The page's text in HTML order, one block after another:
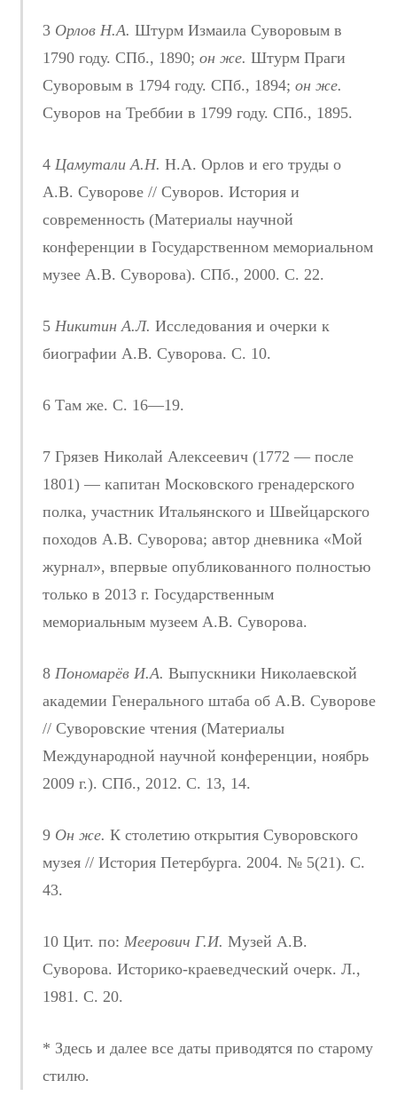
3 Орлов Н.А. Штурм Измаила Суворовым в
1790 году. СПб., 1890; он же. Штурм Праги
Суворовым в 1794 году. СПб., 1894; он же.
Суворов на Треббии в 1799 году. СПб., 1895.
4 Цамутали А.Н. Н.А. Орлов и его труды о
А.В. Суворове // Суворов. История и
современность (Материалы научной
конференции в Государственном мемориальном
музее А.В. Суворова). СПб., 2000. С. 22.
5 Никитин А.Л. Исследования и очерки к
биографии А.В. Суворова. С. 10.
6 Там же. С. 16—19.
7 Грязев Николай Алексеевич (1772 — после
1801) — капитан Московского гренадерского
полка, участник Итальянского и Швейцарского
походов А.В. Суворова; автор дневника «Мой
журнал», впервые опубликованного полностью
только в 2013 г. Государственным
мемориальным музеем А.В. Суворова.
8 Пономарёв И.А. Выпускники Николаевской
академии Генерального штаба об А.В. Суворове
// Суворовские чтения (Материалы
Международной научной конференции, ноябрь
2009 г.). СПб., 2012. С. 13, 14.
9 Он же. К столетию открытия Суворовского
музея // История Петербурга. 2004. № 5(21). С.
43.
10 Цит. по: Меерович Г.И. Музей А.В.
Суворова. Историко-краеведческий очерк. Л.,
1981. С. 20.
* Здесь и далее все даты приводятся по старому
стилю.